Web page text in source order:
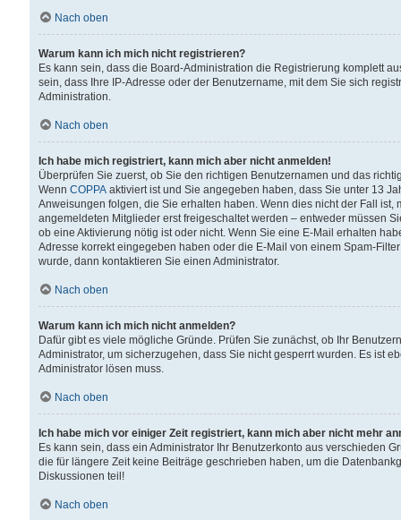
Nach oben
Warum kann ich mich nicht registrieren?
Es kann sein, dass die Board-Administration die Registrierung komplett
sein, dass Ihre IP-Adresse oder der Benutzername, mit dem Sie sich
Administration.
Nach oben
Ich habe mich registriert, kann mich aber nicht anmelden!
Überprüfen Sie zuerst, ob Sie den richtigen Benutzernamen und das
Wenn COPPA aktiviert ist und Sie angegeben haben, dass Sie unter 13
Anweisungen folgen, die Sie erhalten haben. Wenn dies nicht der Fall
angemeldeten Mitglieder erst freigeschaltet werden – entweder müssen
ob eine Aktivierung nötig ist oder nicht. Wenn Sie eine E-Mail erhalten
Adresse korrekt eingegeben haben oder die E-Mail von einem Spam-
wurde, dann kontaktieren Sie einen Administrator.
Nach oben
Warum kann ich mich nicht anmelden?
Dafür gibt es viele mögliche Gründe. Prüfen Sie zunächst, ob Ihr
Administrator, um sicherzugehen, dass Sie nicht gesperrt wurden. Es ist
Administrator lösen muss.
Nach oben
Ich habe mich vor einiger Zeit registriert, kann mich aber nicht mehr
Es kann sein, dass ein Administrator Ihr Benutzerkonto aus verschieden
die für längere Zeit keine Beiträge geschrieben haben, um die
Diskussionen teil!
Nach oben